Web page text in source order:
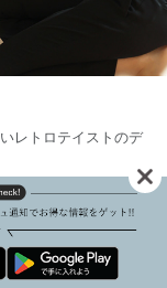
レトロテイストのデ
・モノを動画でお届け